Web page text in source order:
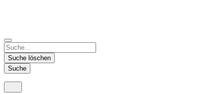
India
English
Malaysia
Nicaragua
Español
United States
Suche löschen
Suche